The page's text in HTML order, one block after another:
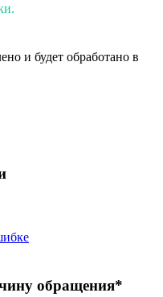
и будет обработано в
обращения*